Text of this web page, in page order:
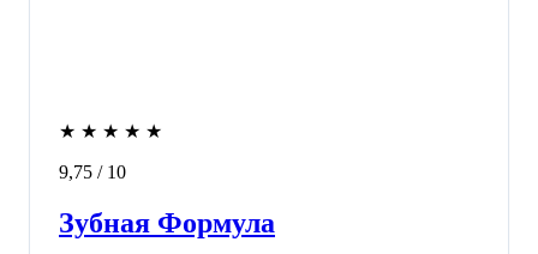
★ ★ ★ ★ ★
9,75 / 10
Зубная Формула